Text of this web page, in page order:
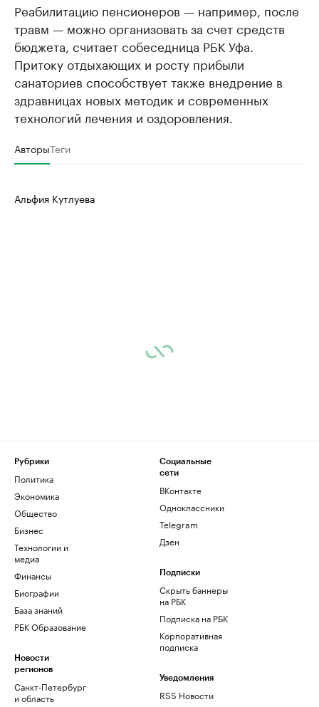
Реабилитацию пенсионеров — например, после
травм — можно организовать за счет средств
бюджета, считает собеседница РБК Уфа.
Притоку отдыхающих и росту прибыли
санаториев способствует также внедрение в
здравницах новых методик и современных
технологий лечения и оздоровления.
АвторыТеги
Альфия Кутлуева
Рубрики
Политика
Экономика
Общество
Бизнес
Технологии и
медиа
Финансы
Биографии
База знаний
РБК Образование
Новости
регионов
Санкт-Петербург
и область
Социальные
сети
ВКонтакте
Одноклассники
Telegram
Дзен
Подписки
Скрыть баннеры
на РБК
Подписка на РБК
Корпоративная
подписка
Уведомления
RSS Новости